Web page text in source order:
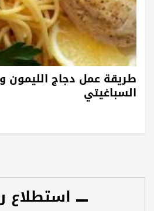
طريقة عمل دجاج الليمون
السباغيتي
استطلاع